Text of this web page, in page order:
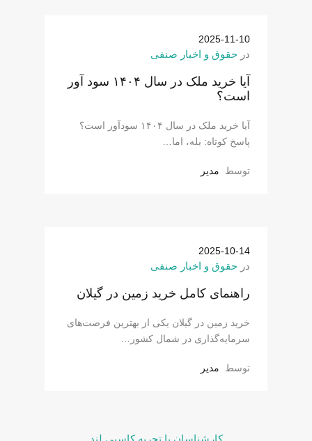
2025-11-10
در حقوق و اخبار صنفی
آیا خرید ملک در سال ۱۴۰۴ سود آور
است؟
آیا خرید ملک در سال ۱۴۰۴ سودآور است؟
پاسخ کوتاه: بله، اما…
توسط مدیر
2025-10-14
در حقوق و اخبار صنفی
راهنمای کامل خرید زمین در گیلان
خرید زمین در گیلان یکی از بهترین فرصت‌های
سرمایه‌گذاری در شمال کشور…
توسط مدیر
کارشناسان با تجربه کاسپی لند